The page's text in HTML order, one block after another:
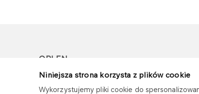
Niniejsza strona korzysta z plików cookie
Wykorzystujemy pliki cookie do
ORLEN
Copyright © 1996-2026
Wszystkie prawa zastrzeżone